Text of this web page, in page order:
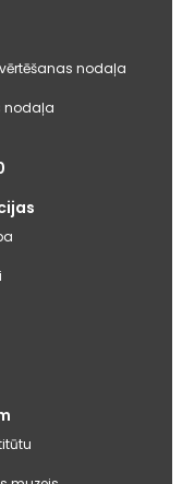
nodaļa
nodaļa